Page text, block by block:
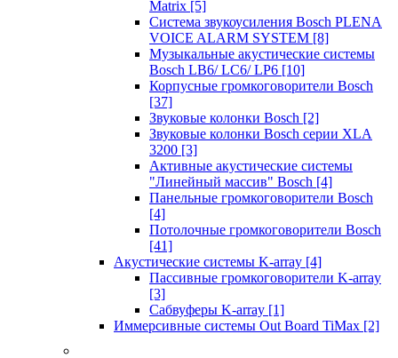
Matrix [5]
Система звукоусиления Bosch PLENA
VOICE ALARM SYSTEM [8]
Музыкальные акустические системы
Bosch LB6/ LC6/ LP6 [10]
Корпусные громкоговорители Bosch
[37]
Звуковые колонки Bosch [2]
Звуковые колонки Bosch серии XLA
3200 [3]
Активные акустические системы
"Линейный массив" Bosch [4]
Панельные громкоговорители Bosch
[4]
Потолочные громкоговорители Bosch
[41]
Акустические системы K-array [4]
Пассивные громкоговорители K-array
[3]
Сабвуферы K-array [1]
Иммерсивные системы Out Board TiMax [2]